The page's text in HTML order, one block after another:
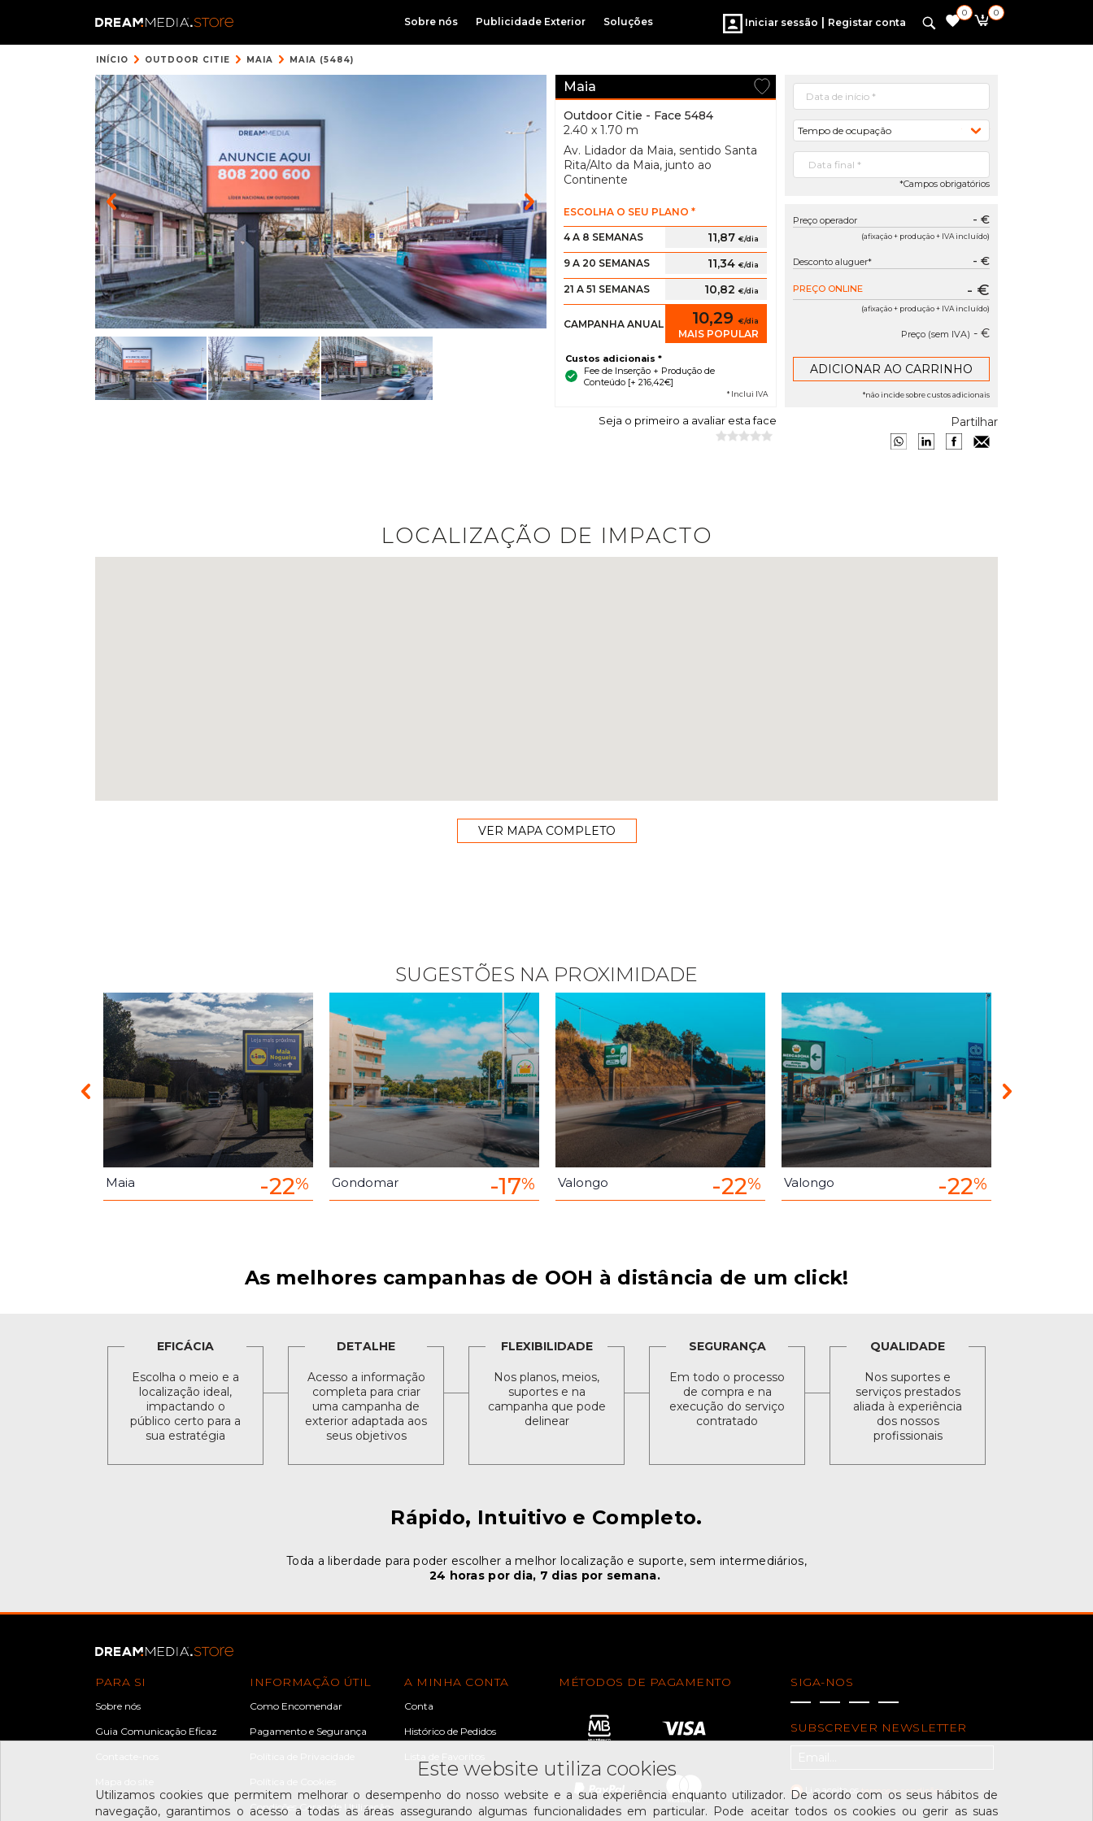
Sobre nós Publicidade Exterior Soluções Iniciar sessão | Registar conta
0 0
INÍCIO OUTDOOR CITIE MAIA MAIA (5484)
Maia
Outdoor Citie - Face 5484
2.40 x 1.70 m
Av. Lidador da Maia, sentido Santa
Rita/Alto da Maia, junto ao
Continente
ESCOLHA O SEU PLANO *
4 A 8 SEMANAS 11,87 €/dia
9 A 20 SEMANAS 11,34 €/dia
21 A 51 SEMANAS 10,82 €/dia
CAMPANHA ANUAL 10,29 €/dia
MAIS POPULAR
Custos adicionais *
Fee de Inserção + Produção de
Conteúdo [+ 216,42€]
* Inclui IVA
Tempo de ocupação
*Campos obrigatórios
Preço operador - €
(afixação + produção + IVA incluído)
Desconto aluguer* - €
PREÇO ONLINE - €
(afixação + produção + IVA incluído)
Preço (sem IVA) - €
*não incide sobre custos adicionais
Seja o primeiro a avaliar esta face Partilhar
LOCALIZAÇÃO DE IMPACTO
VER MAPA COMPLETO
SUGESTÕES NA PROXIMIDADE
Maia -22% Gondomar -17% Valongo -22% Valongo -22%
As melhores campanhas de OOH à distância de um click!
EFICÁCIA
Escolha o meio e a
localização ideal,
impactando o
público certo para a
sua estratégia
DETALHE
Acesso a informação
completa para criar
uma campanha de
exterior adaptada aos
seus objetivos
FLEXIBILIDADE
Nos planos, meios,
suportes e na
campanha que pode
delinear
SEGURANÇA
Em todo o processo
de compra e na
execução do serviço
contratado
QUALIDADE
Nos suportes e
serviços prestados
aliada à experiência
dos nossos
profissionais
Rápido, Intuitivo e Completo.
Toda a liberdade para poder escolher a melhor localização e suporte, sem intermediários,
24 horas por dia, 7 dias por semana.
PARA SI
Sobre nós
Guia Comunicação Eficaz
INFORMAÇÃO ÚTIL
Como Encomendar
Pagamento e Segurança
Condições Gerais de Utilização
A MINHA CONTA
Conta
Histórico de Pedidos
MÉTODOS DE PAGAMENTO SIGA-NOS
SUBSCREVER NEWSLETTER
Li e aceito ostermos e condições
Este website utiliza cookies
Utilizamos cookies que permitem melhorar o desempenho do nosso website e a sua experiência enquanto utilizador. De acordo com os seus hábitos de
navegação, garantimos o acesso a todas as áreas assegurando algumas funcionalidades em particular. Pode aceitar todos os cookies ou gerir as suas